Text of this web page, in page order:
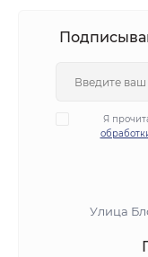
Я
Улица